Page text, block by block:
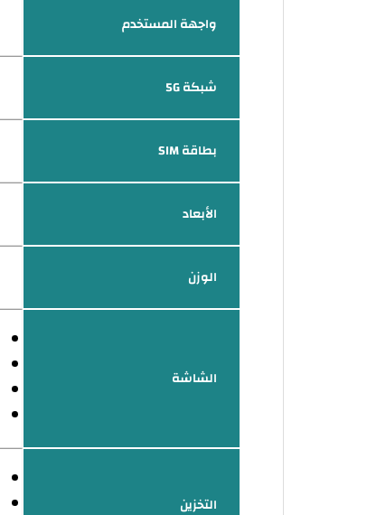
واجهة المستخدم
شبكة 5G
بطاقة SIM
الأبعاد
الوزن
الشاشة
التخزين